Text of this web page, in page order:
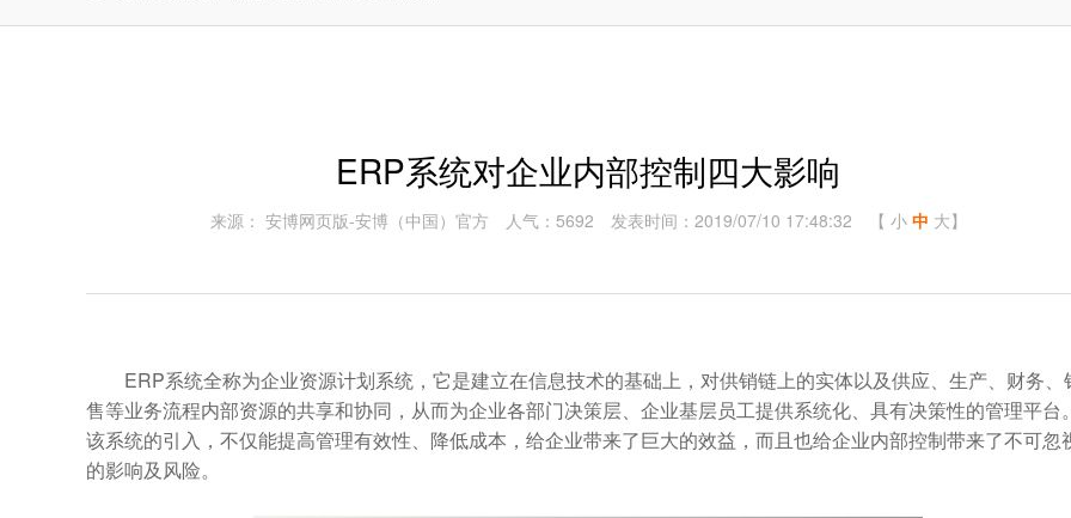
ERP系统对企业内部控制四大影响
来源： 安博网页版-安博（中国）官方 人气：5692 发表时间：2019/07/10 17:48:32 【 小 中 大】
ERP系统全称为企业资源计划系统，它是建立在信息技术的基础上，对供销链上的实体以及供应、生产、财务、
售等业务流程内部资源的共享和协同，从而为企业各部门决策层、企业基层员工提供系统化、具有决策性的管理平台。
该系统的引入，不仅能提高管理有效性、降低成本，给企业带来了巨大的效益，而且也给企业内部控制带来了不可忽
的影响及风险。